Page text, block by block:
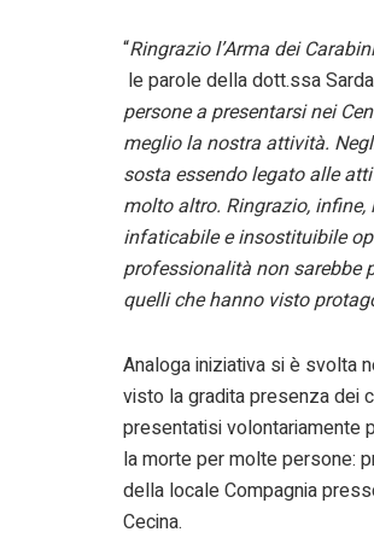
“Ringrazio l’Arma dei
le parole della dott.ssa
persone a presentarsi nei
meglio la nostra attività.
sosta essendo legato alle
molto altro. Ringrazio,
infaticabile e insostituibile
professionalità non sarebbe
quelli che hanno visto
Analoga iniziativa si è svolta
visto la gradita presenza dei
presentatisi volontariamente
la morte per molte persone:
della locale Compagnia
Cecina.